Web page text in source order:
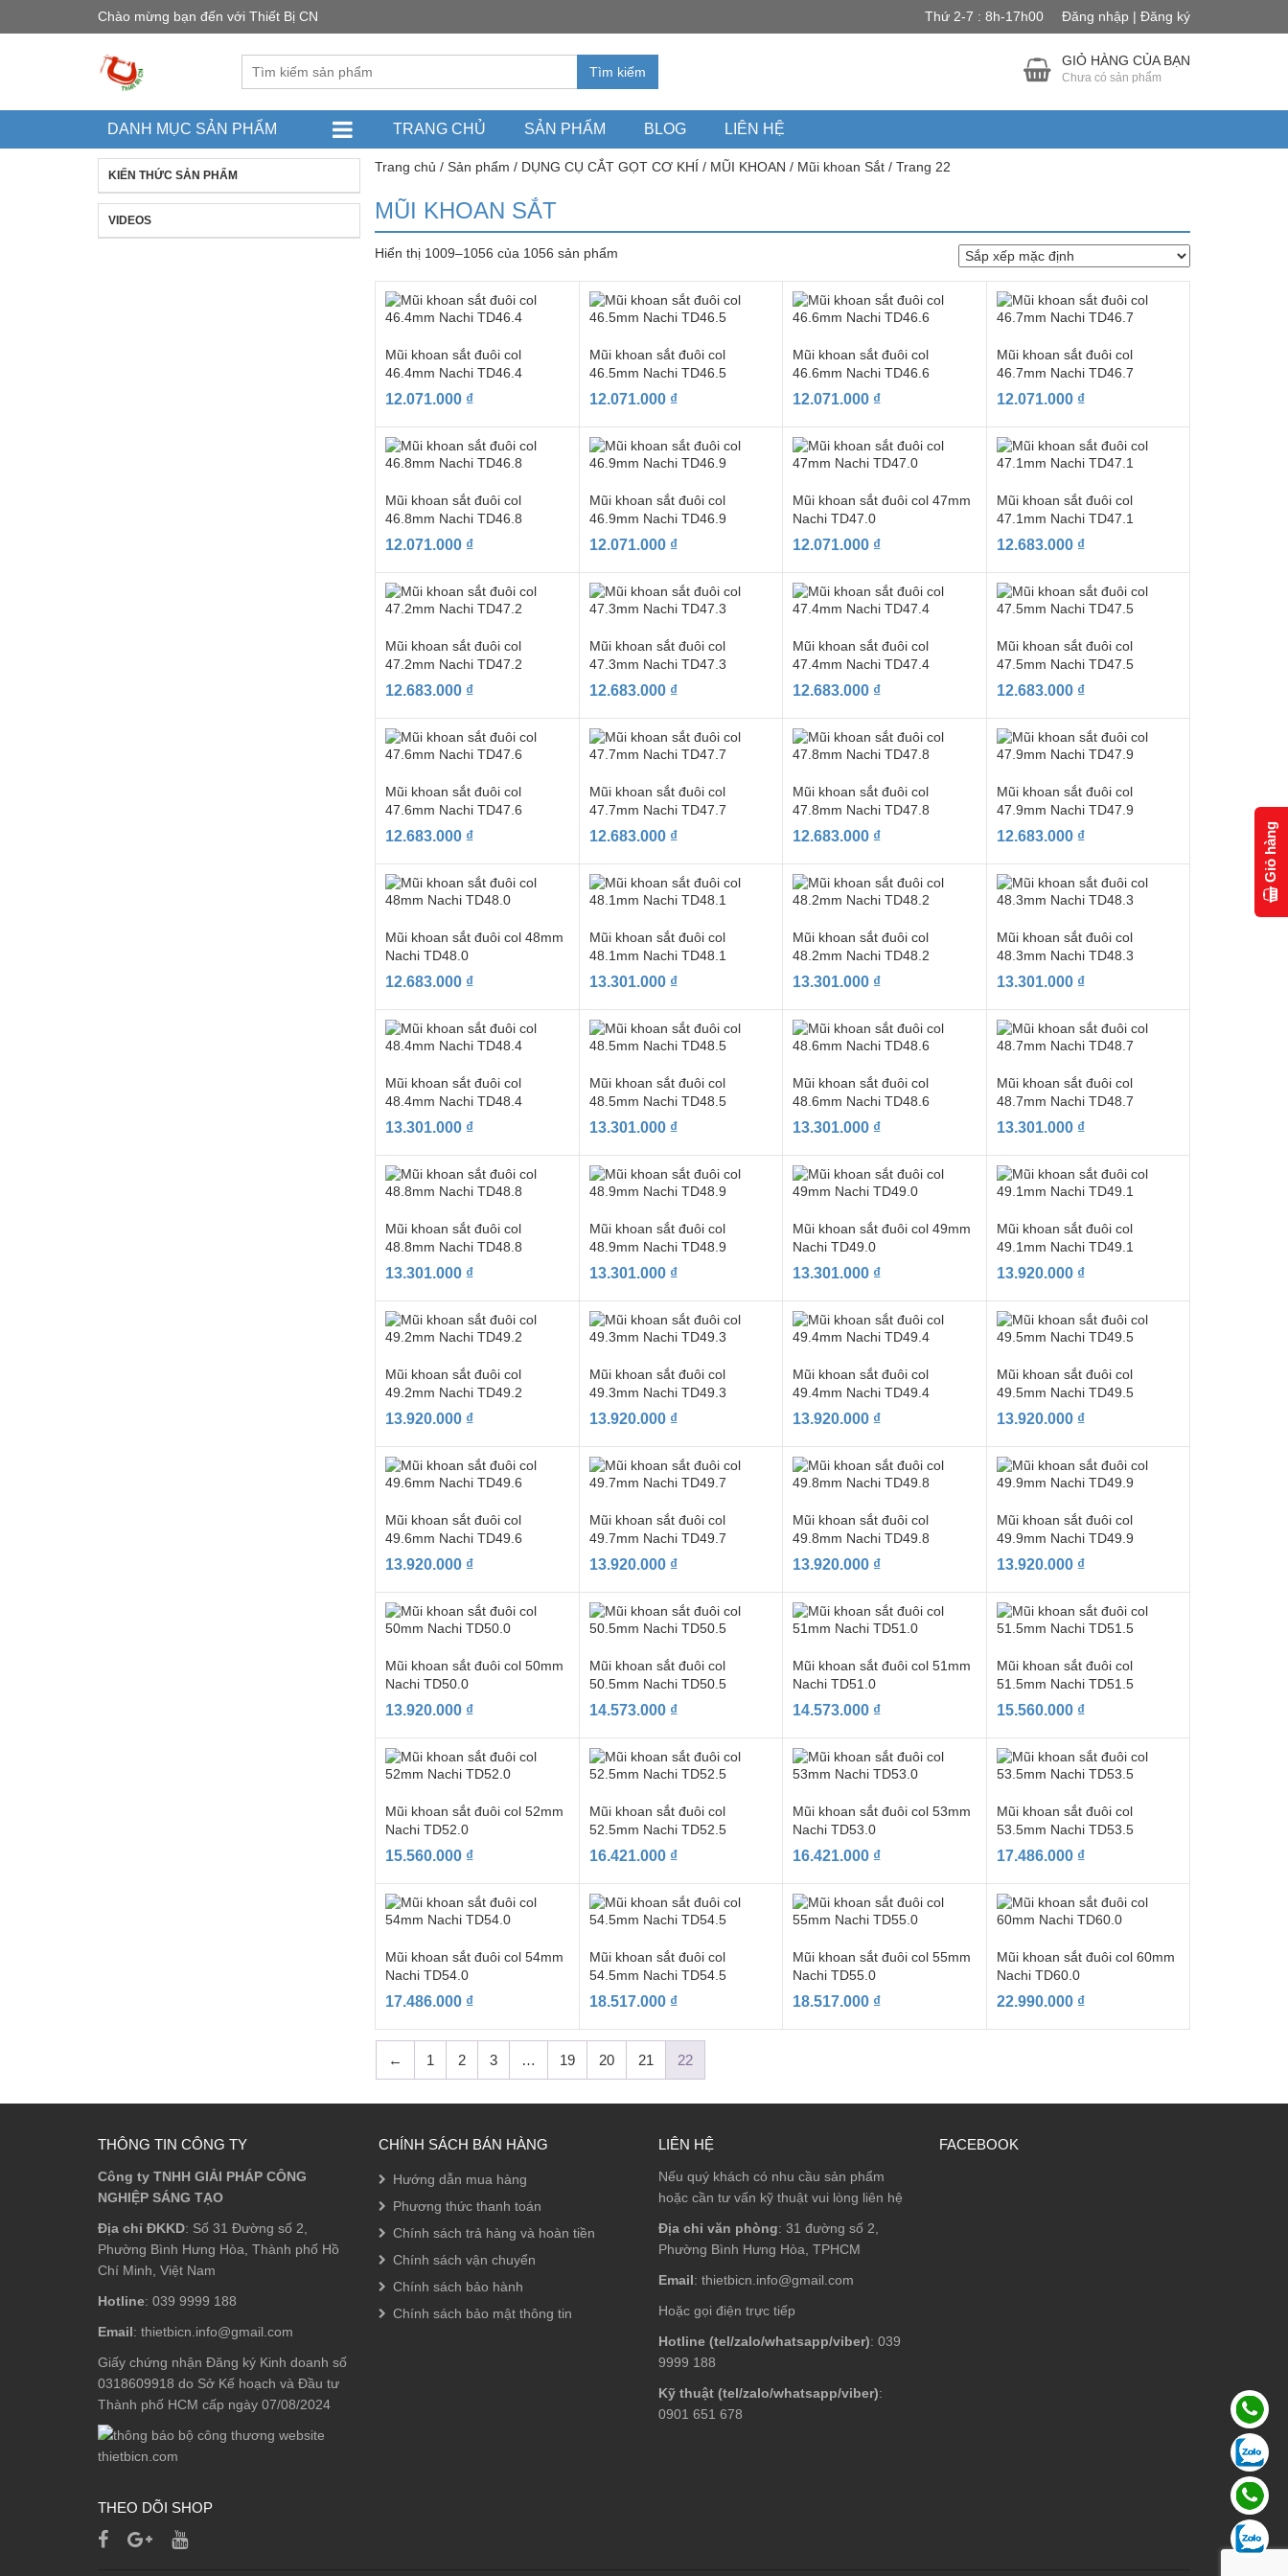
Chào mừng bạn đến với Thiết Bị CN Thứ 2-7 : 8h-17h00 Đăng nhập | Đăng ký
Tìm kiếm
GIỎ HÀNG CỦA BẠN
Chưa có sản phẩm
DANH MỤC SẢN PHẨM TRANG CHỦ SẢN PHẨM BLOG LIÊN HỆ
Trang chủ / Sản phẩm / DỤNG CỤ CẮT GỌT CƠ KHÍ / MŨI KHOAN / Mũi khoan Sắt/ Trang 22
MŨI KHOAN SẮT
Hiển thị 1009–1056 của 1056 sản phẩm
Mũi khoan sắt đuôi col
46.4mm Nachi TD46.4
12.071.000 ₫
Mũi khoan sắt đuôi col
46.5mm Nachi TD46.5
12.071.000 ₫
Mũi khoan sắt đuôi col
46.6mm Nachi TD46.6
12.071.000 ₫
Mũi khoan sắt đuôi col
46.7mm Nachi TD46.7
12.071.000 ₫
Mũi khoan sắt đuôi col
46.8mm Nachi TD46.8
12.071.000 ₫
Mũi khoan sắt đuôi col
46.9mm Nachi TD46.9
12.071.000 ₫
Mũi khoan sắt đuôi col 47mm
Nachi TD47.0
12.071.000 ₫
Mũi khoan sắt đuôi col
47.1mm Nachi TD47.1
12.683.000 ₫
Mũi khoan sắt đuôi col
47.2mm Nachi TD47.2
12.683.000 ₫
Mũi khoan sắt đuôi col
47.3mm Nachi TD47.3
12.683.000 ₫
Mũi khoan sắt đuôi col
47.4mm Nachi TD47.4
12.683.000 ₫
Mũi khoan sắt đuôi col
47.5mm Nachi TD47.5
12.683.000 ₫
Mũi khoan sắt đuôi col
47.6mm Nachi TD47.6
12.683.000 ₫
Mũi khoan sắt đuôi col
47.7mm Nachi TD47.7
12.683.000 ₫
Mũi khoan sắt đuôi col
47.8mm Nachi TD47.8
12.683.000 ₫
Mũi khoan sắt đuôi col
47.9mm Nachi TD47.9
12.683.000 ₫
Mũi khoan sắt đuôi col 48mm
Nachi TD48.0
12.683.000 ₫
Mũi khoan sắt đuôi col
48.1mm Nachi TD48.1
13.301.000 ₫
Mũi khoan sắt đuôi col
48.2mm Nachi TD48.2
13.301.000 ₫
Mũi khoan sắt đuôi col
48.3mm Nachi TD48.3
13.301.000 ₫
Mũi khoan sắt đuôi col
48.4mm Nachi TD48.4
13.301.000 ₫
Mũi khoan sắt đuôi col
48.5mm Nachi TD48.5
13.301.000 ₫
Mũi khoan sắt đuôi col
48.6mm Nachi TD48.6
13.301.000 ₫
Mũi khoan sắt đuôi col
48.7mm Nachi TD48.7
13.301.000 ₫
Mũi khoan sắt đuôi col
48.8mm Nachi TD48.8
13.301.000 ₫
Mũi khoan sắt đuôi col
48.9mm Nachi TD48.9
13.301.000 ₫
Mũi khoan sắt đuôi col 49mm
Nachi TD49.0
13.301.000 ₫
Mũi khoan sắt đuôi col
49.1mm Nachi TD49.1
13.920.000 ₫
Mũi khoan sắt đuôi col
49.2mm Nachi TD49.2
13.920.000 ₫
Mũi khoan sắt đuôi col
49.3mm Nachi TD49.3
13.920.000 ₫
Mũi khoan sắt đuôi col
49.4mm Nachi TD49.4
13.920.000 ₫
Mũi khoan sắt đuôi col
49.5mm Nachi TD49.5
13.920.000 ₫
Mũi khoan sắt đuôi col
49.6mm Nachi TD49.6
13.920.000 ₫
Mũi khoan sắt đuôi col
49.7mm Nachi TD49.7
13.920.000 ₫
Mũi khoan sắt đuôi col
49.8mm Nachi TD49.8
13.920.000 ₫
Mũi khoan sắt đuôi col
49.9mm Nachi TD49.9
13.920.000 ₫
Mũi khoan sắt đuôi col 50mm
Nachi TD50.0
13.920.000 ₫
Mũi khoan sắt đuôi col
50.5mm Nachi TD50.5
14.573.000 ₫
Mũi khoan sắt đuôi col 51mm
Nachi TD51.0
14.573.000 ₫
Mũi khoan sắt đuôi col
51.5mm Nachi TD51.5
15.560.000 ₫
Mũi khoan sắt đuôi col 52mm
Nachi TD52.0
15.560.000 ₫
Mũi khoan sắt đuôi col
52.5mm Nachi TD52.5
16.421.000 ₫
Mũi khoan sắt đuôi col 53mm
Nachi TD53.0
16.421.000 ₫
Mũi khoan sắt đuôi col
53.5mm Nachi TD53.5
17.486.000 ₫
Mũi khoan sắt đuôi col 54mm
Nachi TD54.0
17.486.000 ₫
Mũi khoan sắt đuôi col
54.5mm Nachi TD54.5
18.517.000 ₫
Mũi khoan sắt đuôi col 55mm
Nachi TD55.0
18.517.000 ₫
Mũi khoan sắt đuôi col 60mm
Nachi TD60.0
22.990.000 ₫
← 1 2 3 … 19 20 21 22
KIẾN THỨC SẢN PHẨM
VIDEOS
THÔNG TIN CÔNG TY
Công ty TNHH GIẢI PHÁP CÔNG
NGHIỆP SÁNG TẠO
Địa chỉ ĐKKD: Số 31 Đường số 2,
Phường Bình Hưng Hòa, Thành phố Hồ
Chí Minh, Việt Nam
Hotline: 039 9999 188
Email: thietbicn.info@gmail.com
Giấy chứng nhận Đăng ký Kinh doanh số
0318609918 do Sở Kế hoạch và Đầu tư
Thành phố HCM cấp ngày 07/08/2024
THEO DÕI SHOP
CHÍNH SÁCH BÁN HÀNG
Hướng dẫn mua hàng
Phương thức thanh toán
Chính sách trả hàng và hoàn tiền
Chính sách vận chuyển
Chính sách bảo hành
Chính sách bảo mật thông tin
LIÊN HỆ
Nếu quý khách có nhu cầu sản phẩm
hoặc cần tư vấn kỹ thuật vui lòng liên hệ
Địa chỉ văn phòng: 31 đường số 2,
Phường Bình Hưng Hòa, TPHCM
Email: thietbicn.info@gmail.com
Hoặc gọi điện trực tiếp
Hotline (tel/zalo/whatsapp/viber): 039
9999 188
Kỹ thuật (tel/zalo/whatsapp/viber):
0901 651 678
FACEBOOK
Giỏ hàng